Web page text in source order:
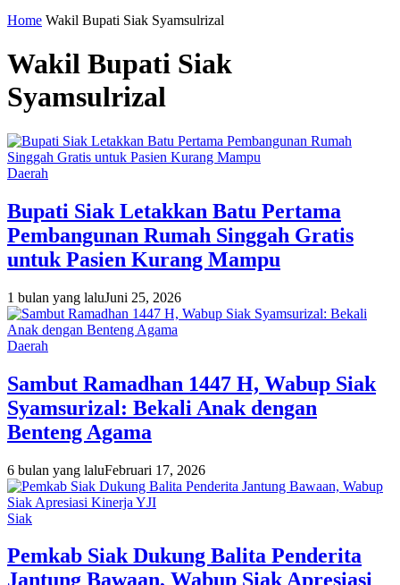
Home Wakil Bupati Siak Syamsulrizal
Wakil Bupati Siak
Syamsulrizal
Daerah
Bupati Siak Letakkan Batu Pertama
Pembangunan Rumah Singgah Gratis
untuk Pasien Kurang Mampu
1 bulan yang laluJuni 25, 2026
Daerah
Sambut Ramadhan 1447 H, Wabup Siak
Syamsurizal: Bekali Anak dengan
Benteng Agama
6 bulan yang laluFebruari 17, 2026
Siak
Pemkab Siak Dukung Balita Penderita
Jantung Bawaan, Wabup Siak Apresiasi